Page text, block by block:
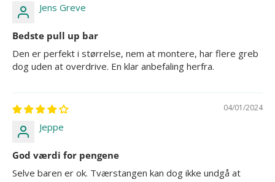
Jens Greve
Bedste pull up bar
Den er perfekt i størrelse, nem at montere, har flere greb
dog uden at overdrive. En klar anbefaling herfra.
04/01/2024
Jeppe
God værdi for pengene
Selve baren er ok. Tværstangen kan dog ikke undgå at